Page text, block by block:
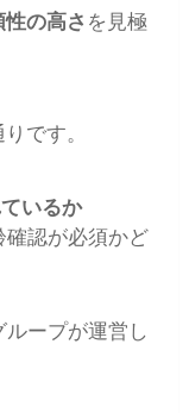
の高さ を見極
です。
いるか
認が必須かど
ープが運営し